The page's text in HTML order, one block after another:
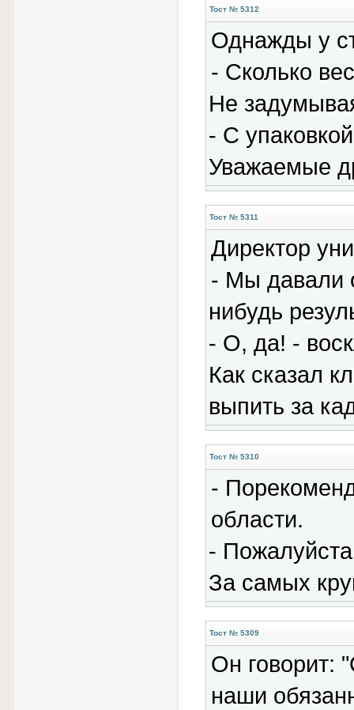
Тост № 5312
Однажды у
- Сколько
Не
- С
Уважаемые
Тост № 5311
Директор
- Мы давали
нибудь
- О, да! -
Как сказал
выпить за
Тост № 5310
-
области.
-
За самых
Тост № 5309
Он говорит:
наши